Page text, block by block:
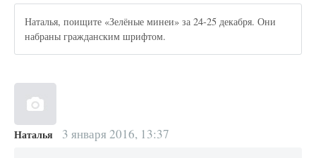
Наталья, поищите «Зелёные минеи» за 24-25 декабря. Они
набраны гражданским шрифтом.
Наталья 3 января 2016, 13:37